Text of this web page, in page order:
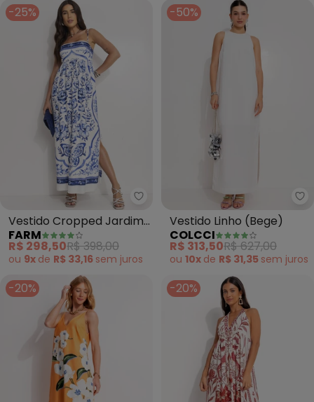
-25%
Farm - Vestido Cropped
Vestido Cropped Jardim
de Porcelana (Off White)
FARM
R$ 298,50R$ 398,00
ou 9x de R$ 33,16 sem juros
-50%
Vestido Linho (Bege)
COLCCI
R$ 313,50R$ 627,00
ou 10x de R$ 31,35 sem juros
-20% -20%